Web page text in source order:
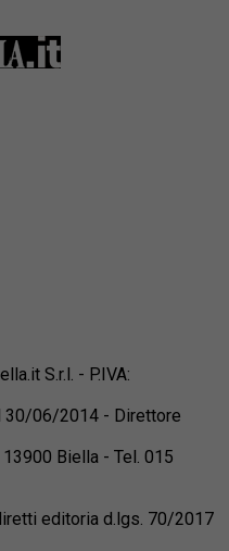
S.r.l. - P.IVA:
30/06/2014 - Direttore
Biella - Tel. 015
editoria d.lgs. 70/2017